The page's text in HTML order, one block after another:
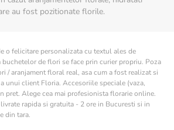
au fost pozitionate florile.
o felicitare personalizata cu textul ales de
buchetelor de flori se face prin curier propriu. Poza
/ aranjament floral real, asa cum a fost realizat si
unui client Floria. Accesoriile speciale (vaza,
pret. Alege cea mai profesionista florarie online.
rapida si gratuita - 2 ore in Bucuresti si in
din tara.